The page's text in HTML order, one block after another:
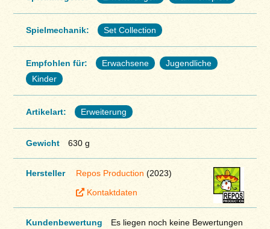
Spielmechanik: Set Collection
Empfohlen für: Erwachsene
Jugendliche
Kinder
Artikelart: Erweiterung
Gewicht 630 g
Hersteller Repos Production (2023)
Kontaktdaten
Kundenbewertung
Es liegen noch keine Bewertungen